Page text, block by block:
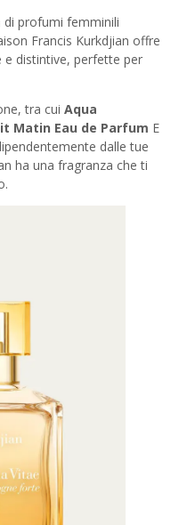
di profumi femminili
Francis Kurkdjian offre
e distintive, perfette per
tra cui Aqua
Matin Eau de Parfum E
dalle tue
ha una fragranza che ti